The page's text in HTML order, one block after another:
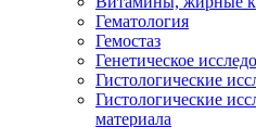
Гематология
Гемостаз
Генетическое
Гистологические
Гистологические
материала